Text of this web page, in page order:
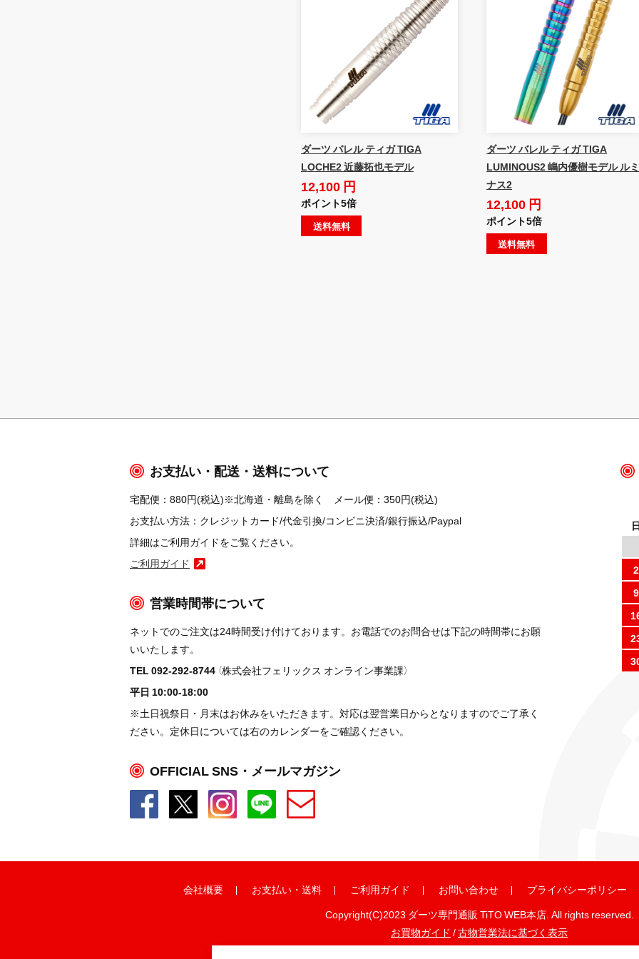
ダーツ バレル ティガ TIGA
LOCHE2 近藤拓也モデル
12,100 円
ポイント5倍
送料無料
ダーツ バレル ティガ TIGA
LUMINOUS2 嶋内優樹モデル ルミ
ナス2
12,100 円
ポイント5倍
送料無料
お支払い・配送・送料について
宅配便：880円(税込)※北海道・離島を除く メール便：350円(税込)
お支払い方法：クレジットカード/代金引換/コンビニ決済/銀行振込/Paypal
詳細はご利用ガイドをご覧ください。
ご利用ガイド
営業時間帯について
ネットでのご注文は24時間受け付けております。お電話でのお問合せは下記の時間帯にお願
いいたします。
TEL 092-292-8744 （株式会社フェリックス オンライン事業課）
平日 10:00-18:00
※土日祝祭日・月末はお休みをいただきます。対応は翌営業日からとなりますのでご了承く
ださい。定休日については右のカレンダーをご確認ください。
OFFICIAL SNS・メールマガジン
2
9
会社概要 お支払い ・ 送料 ご利用ガイド お問い合わせ
プライバシーポリシー
Copyright(C)2023 ダーツ専門通販 TiTO WEB本店. All rights reserved.
お買物ガイド /古物営業法に基づく表示